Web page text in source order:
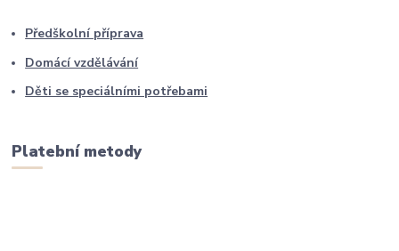
Předškolní příprava
Domácí vzdělávání
Děti se speciálními potřebami
Platební metody